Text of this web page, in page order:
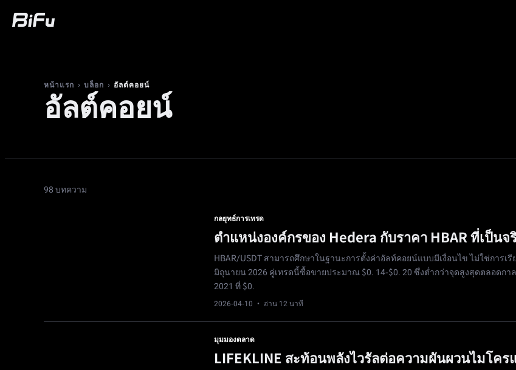
หน้าแรก › บล็อก › อัลต์คอยน์
อัลต์คอยน์
98 บทความ
กลยุทธ์การเทรด
ตำแหน่งองค์กรของ Hedera กับราคา HBAR ที่เป็นจ
HBAR/USDT สามารถศึกษาในฐานะการตั้งค่าอัลท์คอยน์แบบมีเงื่อนไข ไม่ใช่การเรี
มิถุนายน 2026 คู่เทรดนี้ซื้อขายประมาณ $0. 14-$0. 20 ซึ่งต่ำกว่าจุดสูงสุดตลอดกา
2021 ที่ $0.
2026-04-10 · อ่าน 12 นาที
มุมมองตลาด
LIFEKLINE สะท้อนพลังไวรัลต่อความผันผวนไมโคร